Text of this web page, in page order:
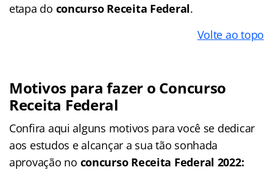
etapa do concurso Receita Federal.
Volte ao topo
Motivos para fazer o Concurso
Receita Federal
Confira aqui alguns motivos para você se dedicar
aos estudos e alcançar a sua tão sonhada
aprovação no concurso Receita Federal 2022: